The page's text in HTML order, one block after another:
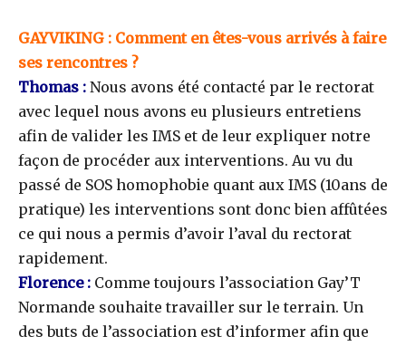
GAYVIKING : Comment en êtes-vous arrivés à faire
ses rencontres ?
Thomas : Nous avons été contacté par le rectorat
avec lequel nous avons eu plusieurs entretiens
afin de valider les IMS et de leur expliquer notre
façon de procéder aux interventions. Au vu du
passé de SOS homophobie quant aux IMS (10ans de
pratique) les interventions sont donc bien affûtées
ce qui nous a permis d’avoir l’aval du rectorat
rapidement.
Florence : Comme toujours l’association Gay’T
Normande souhaite travailler sur le terrain. Un
des buts de l’association est d’informer afin que